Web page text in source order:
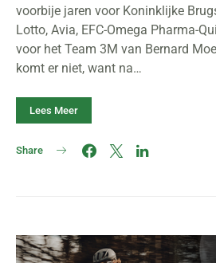
voorbije jaren voor Koninklijke
Lotto, Avia, EFC-Omega Pharma-
voor het Team 3M van Bernard
komt er niet, want na…
Lees Meer
Share